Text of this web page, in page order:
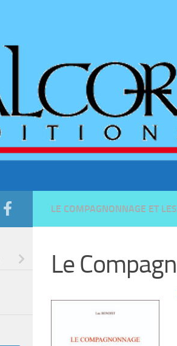
LE COMPAGNONNAGE ET
Le